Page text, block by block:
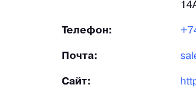
Телефон:
Почта:
Сайт: